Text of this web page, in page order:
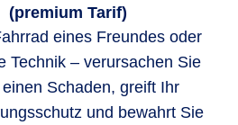
(premium Tarif)
eines Freundes oder
Technik – verursachen Sie
Schaden, greift Ihr
und bewahrt Sie